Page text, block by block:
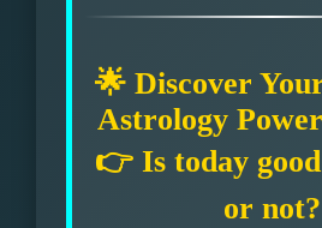
🌟 Discover
Astrology
👉 Is today
or not?